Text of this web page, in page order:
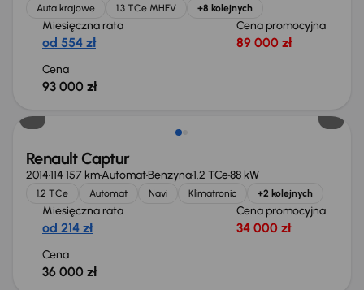
Auta krajowe
1.3 TCe MHEV +8 kolejnych
Miesięczna rata
od 554 zł
Cena promocyjna
89 000 zł
Cena
93 000 zł
Renault Captur
2014114 157 kmAutomatBenzyna1.2 TCe88 kW
1.2 TCe Automat Navi Klimatronic +2 kolejnych
Miesięczna rata
od 214 zł
Cena promocyjna
34 000 zł
Cena
36 000 zł
Świeżo skupione